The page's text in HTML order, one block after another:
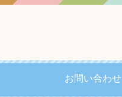
お問い合わせ